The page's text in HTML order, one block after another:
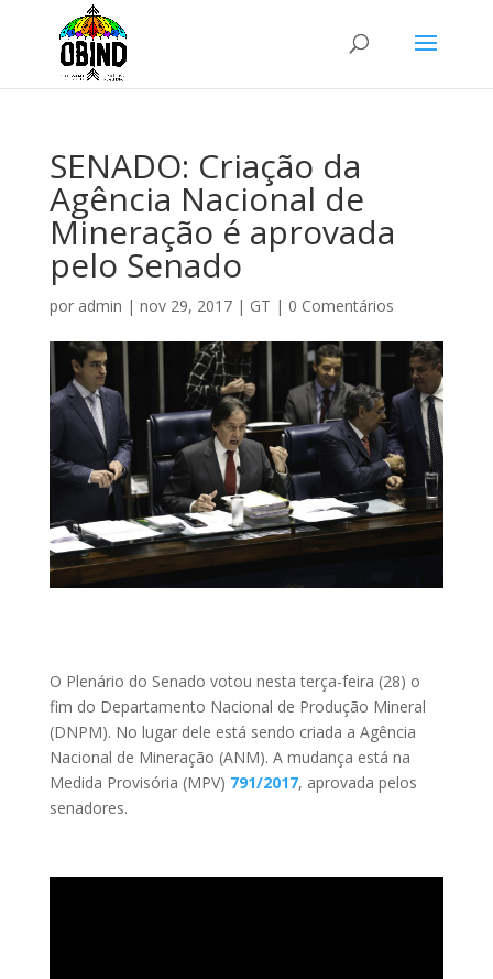
SENADO: Criação da
Agência Nacional de
Mineração é aprovada
pelo Senado
por admin | nov 29, 2017| GT | 0 Comentários
O Plenário do Senado votou nesta terça-feira (28) o
fim do Departamento Nacional de Produção Mineral
(DNPM). No lugar dele está sendo criada a Agência
Nacional de Mineração (ANM). A mudança está na
Medida Provisória (MPV) 791/2017, aprovada pelos
senadores.